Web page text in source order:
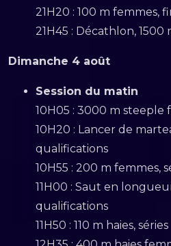
21H20 : 100 m femmes,
21H45 : Décathlon, 1500
Dimanche 4 août
Session du matin
10H05 : 3000 m steeple
10H20 : Lancer de
qualifications
10H55 : 200 m femmes,
11H00 : Saut en
qualifications
11H50 : 110 m haies, séries